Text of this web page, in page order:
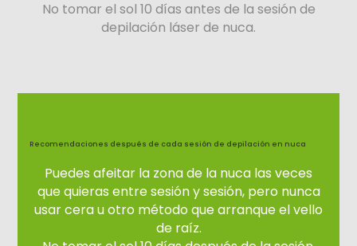
No tomar el sol 10 días antes de la sesión de
depilación láser de nuca.
Recomendaciones después de cada sesión de depilación en nuca
Puedes afeitar la zona de la nuca las veces
que quieras entre sesión y sesión, pero nunca
usar cera u otro método que arranque el vello
de raíz.